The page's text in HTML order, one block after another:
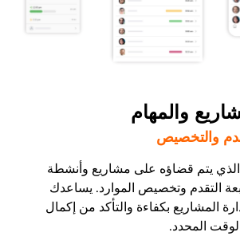
والمهام
والتخصيص
الذي يتم قضاؤه على مشاريع وأنشطة
التقدم وتخصيص الموارد. يساعدك
المشاريع بكفاءة والتأكد من إكمال
المحدد.